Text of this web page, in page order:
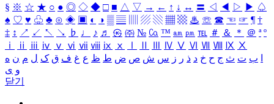
§ ※ ☆ ★ ○ ● ◎ ◇ ◆ □ ■ △ ▽ → ← ↑ ↓ ↔ 〓 ◁ ◀ ▷ ▶ ♤
♠ ♡ ♥ ♧ ♣ ⊙ ◈ ▣ ◐ ◑ ▒ ▤ ▨ ▧ ▦ ▩ ♨ ☏ ☎ ☜ ☞ ¶ †
‡ ↕ ↗ ↙ ↖ ↘ ♭ ♩ ♪ ♬ ㉿ ㈜ № ㏇ ™ ㏂ ㏘ ℡ ＃ ＆ ＊ ＠ ª º
ⅰ
ⅱ ⅲ ⅳ ⅴ ⅵ ⅶ ⅷ ⅸ ⅹ Ⅳ Ⅴ Ⅵ Ⅶ Ⅷ Ⅸ Ⅹ
ب ت ث ج ح خ د ذ ر ز س ش ص ض ط ظ ع غ ف ق ک ل م ن ه
و ی
닫기